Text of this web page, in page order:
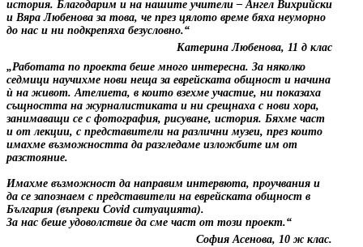
история. Благодарим и на нашите учители – Ангел Вихрийски
и Вяра Любенова за това, че през цялото време бяха неуморно
до нас и ни подкрепяха безусловно.“
Катерина Любенова, 11 д клас
„Работата по проекта беше много интересна. За няколко
седмици научихме нови неща за еврейската общност и начина
ѝ на живот. Ателиета, в които взехме участие, ни показаха
същността на журналистиката и ни срещнаха с нови хора,
занимаващи се с фотография, рисуване, история. Бяхме част
и от лекции, с представители на различни музеи, през които
имахме възможността да разгледаме изложбите им от
разстояние.
Имахме възможност да направим интервюта, проучвания и
да се запознаем с представители на еврейската общност в
България (въпреки Covid ситуацията).
За нас беше удоволствие да сме част от този проект.“
София Асенова, 10 ж клас.